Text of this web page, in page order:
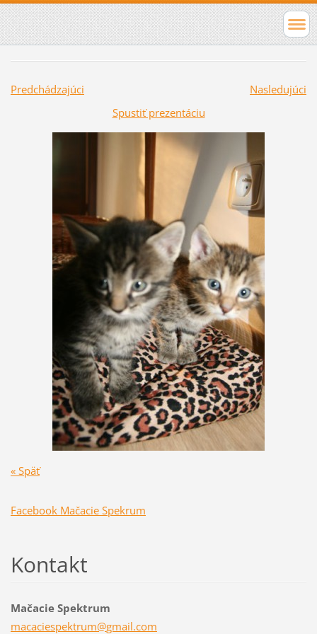
Predchádzajúci
Nasledujúci
Spustiť prezentáciu
« Späť
Facebook Mačacie Spekrum
Kontakt
Mačacie Spektrum
macaciespektrum@gmail.com